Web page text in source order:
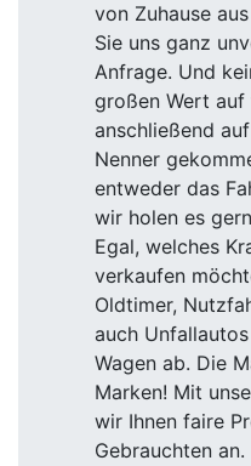
von Zuhause
Sie uns ganz
Anfrage. Und
großen Wert auf
anschließend
Nenner
entweder das
wir holen es
Egal, welches
verkaufen
Oldtimer,
auch
Wagen ab. Die
Marken! Mit
wir Ihnen faire
Gebrauchten